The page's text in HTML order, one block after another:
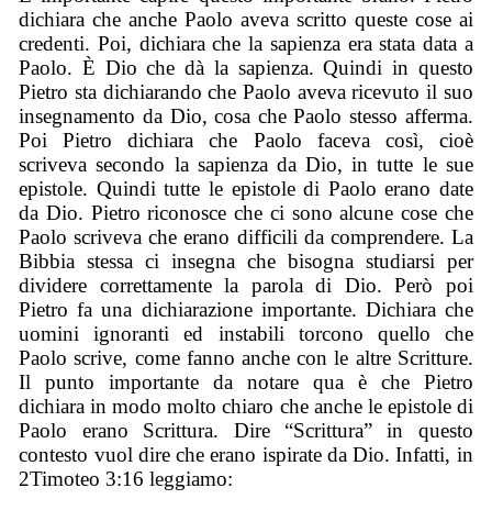
dichiara che anche Paolo aveva scritto queste cose ai
credenti. Poi, dichiara che la sapienza era stata data a
Paolo. È Dio che dà la sapienza. Quindi in questo
Pietro sta dichiarando che Paolo aveva ricevuto il suo
insegnamento da Dio, cosa che Paolo stesso afferma.
Poi Pietro dichiara che Paolo faceva così, cioè
scriveva secondo la sapienza da Dio, in tutte le sue
epistole. Quindi tutte le epistole di Paolo erano date
da Dio. Pietro riconosce che ci sono alcune cose che
Paolo scriveva che erano difficili da comprendere. La
Bibbia stessa ci insegna che bisogna studiarsi per
dividere correttamente la parola di Dio. Però poi
Pietro fa una dichiarazione importante. Dichiara che
uomini ignoranti ed instabili torcono quello che
Paolo scrive, come fanno anche con le altre Scritture.
Il punto importante da notare qua è che Pietro
dichiara in modo molto chiaro che anche le epistole di
Paolo erano Scrittura. Dire “Scrittura” in questo
contesto vuol dire che erano ispirate da Dio. Infatti, in
2Timoteo 3:16 leggiamo: